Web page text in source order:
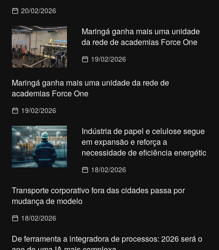
20/02/2026
Maringá ganha mais uma unidade
da rede de academias Force One
19/02/2026
Maringá ganha mais uma unidade da rede de
academias Force One
19/02/2026
Indústria de papel e celulose segue
em expansão e reforça a
necessidade de eficiência energétic
18/02/2026
Transporte corporativo fora das cidades passa por
mudança de modelo
18/02/2026
De ferramenta a integradora de processos: 2026 será o